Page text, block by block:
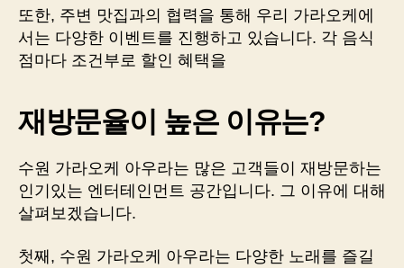
또한, 주변 맛집과의 협력을 통해 우리 가라오케에
서는 다양한 이벤트를 진행하고 있습니다. 각 음식
점마다 조건부로 할인 혜택을
재방문율이 높은 이유는?
수원 가라오케 아우라는 많은 고객들이 재방문하는
인기있는 엔터테인먼트 공간입니다. 그 이유에 대해
살펴보겠습니다.
첫째, 수원 가라오케 아우라는 다양한 노래를 즐길